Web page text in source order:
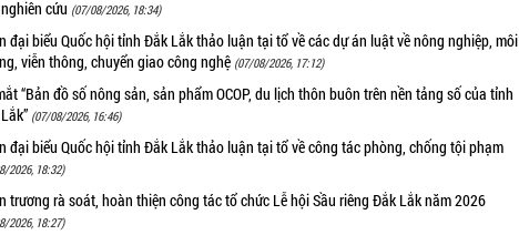
cứu (07/08/2026, 18:34)
đại biểu Quốc hội tỉnh Đắk Lắk thảo luận tại tổ về các dự án luật về nông nghiệp, môi
viễn thông, chuyển giao công nghệ (07/08/2026, 17:12)
“Bản đồ số nông sản, sản phẩm OCOP, du lịch thôn buôn trên nền tảng số của tỉnh
(07/08/2026, 16:46)
đại biểu Quốc hội tỉnh Đắk Lắk thảo luận tại tổ về công tác phòng, chống tội phạm
2026, 18:32)
trương rà soát, hoàn thiện công tác tổ chức Lễ hội Sầu riêng Đắk Lắk năm 2026
2026, 18:27)